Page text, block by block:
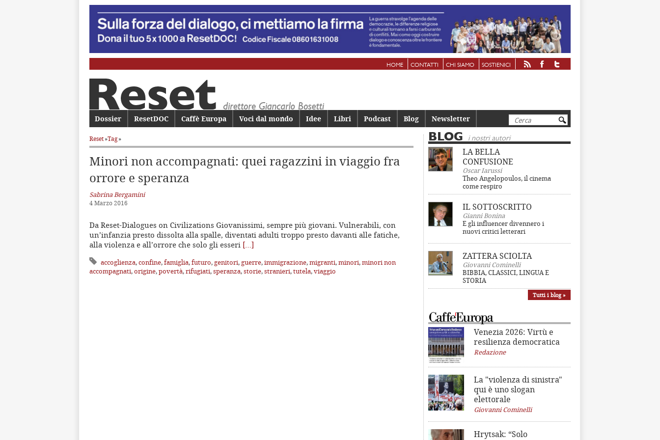
HOME CONTATTI CHI SIAMO SOSTIENICI
Cerca
Menu principale
Vai al contenuto principale
Vai al contenuto secondario
Dossier ResetDOC Caffè Europa Voci dal mondo Idee Libri Podcast Blog Newsletter
Reset»Tag»
Minori non accompagnati: quei ragazzini in viaggio fra
orrore e speranza
Sabrina Bergamini
4 Marzo 2016
Da Reset-Dialogues on Civilizations Giovanissimi, sempre più giovani. Vulnerabili, con
un’infanzia presto dissolta alla spalle, diventati adulti troppo presto davanti alle fatiche,
alla violenza e all’orrore che solo gli esseri […]
accoglienza,confine,famiglia,futuro, genitori, guerre,immigrazione,migranti,minori,minori non
accompagnati,origine,povertà,rifugiati,speranza,storie,stranieri,tutela,viaggio
BLOG i nostri autori
LA BELLA
CONFUSIONE
Oscar Iarussi
Theo Angelopoulos, il cinema
come respiro
IL SOTTOSCRITTO
Gianni Bonina
E gli influencer divennero i
nuovi critici letterari
ZATTERA SCIOLTA
Giovanni Cominelli
BIBBIA, CLASSICI, LINGUA E
STORIA
Tutti i blog »
Venezia 2026: Virtù e
resilienza democratica
Redazione
La "violenza di sinistra"
qui è uno slogan
elettorale
Giovanni Cominelli
Hrytsak: “Solo